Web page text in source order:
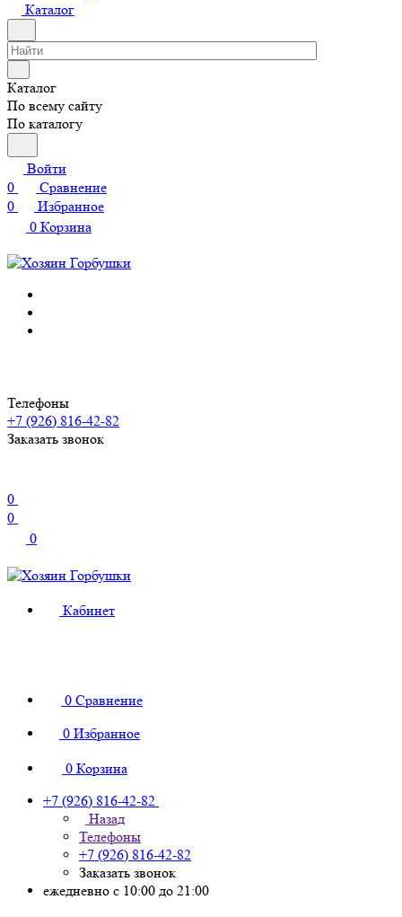
Каталог
Каталог
По всему сайту
По каталогу
Войти
0
Сравнение
0
Избранное
0 Корзина
Телефоны
+7 (926) 816-42-82
Заказать звонок
0
0
0
Кабинет
0 Сравнение
0 Избранное
0 Корзина
+7 (926) 816-42-82
Назад
Телефоны
+7 (926) 816-42-82
Заказать звонок
ежедневно с 10:00 до 21:00